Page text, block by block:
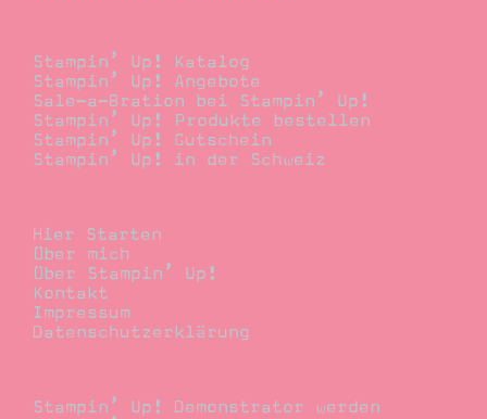
Stampin’ Up! Katalog
Stampin’ Up! Angebote
Sale-a-Bration bei Stampin’ Up!
Stampin’ Up! Produkte bestellen
Stampin’ Up! Gutschein
Stampin’ Up! in der Schweiz
Hier Starten
Über mich
Über Stampin’ Up!
Kontakt
Impressum
Datenschutzerklärung
Stampin’ Up! Demonstrator werden